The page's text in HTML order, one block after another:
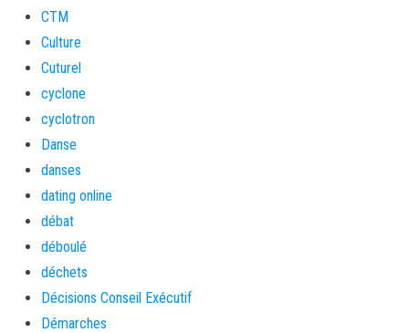
CTM
Culture
Cuturel
cyclone
cyclotron
Danse
danses
dating online
débat
déboulé
déchets
Décisions Conseil Exécutif
Démarches